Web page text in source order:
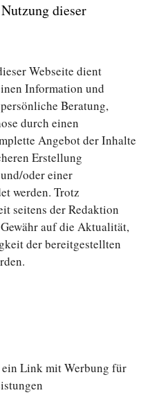
dieser
Webseite dient
Information und
Beratung,
durch einen
Angebot der Inhalte
Erstellung
oder einer
werden. Trotz
seitens der Redaktion
auf die Aktualität,
der bereitgestellten
Link mit Werbung für